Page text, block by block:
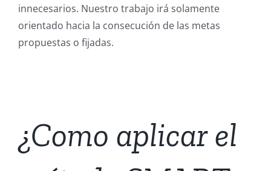
innecesarios. Nuestro trabajo irá solamente
orientado hacia la consecución de las metas
propuestas o fijadas.
¿Como aplicar el